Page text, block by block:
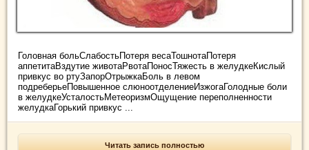
Головная больСлабостьПотеря весаТошнотаПотеря
аппетитаВздутие животаРвотаПоносТяжесть в желудкеКислый
привкус во ртуЗапорОтрыжкаБоль в левом
подреберьеПовышенное слюноотделениеИзжогаГолодные боли
в желудкеУсталостьМетеоризмОщущение переполненности
желудкаГорький привкус ...
Читать запись полностью